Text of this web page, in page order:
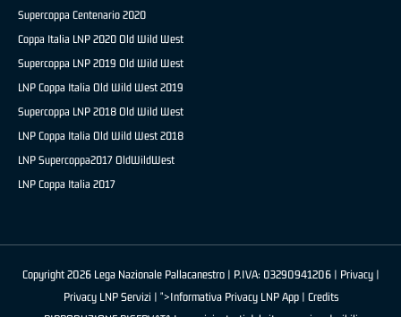
Supercoppa Centenario 2020
Coppa Italia LNP 2020 Old Wild West
Supercoppa LNP 2019 Old Wild West
LNP Coppa Italia Old Wild West 2019
Supercoppa LNP 2018 Old Wild West
LNP Coppa Italia Old Wild West 2018
LNP Supercoppa2017 OldWildWest
LNP Coppa Italia 2017
Copyright 2026 Lega Nazionale Pallacanestro | P.IVA: 03290941206 | Privacy|
Privacy LNP Servizi | ">Informativa Privacy LNP App | Credits